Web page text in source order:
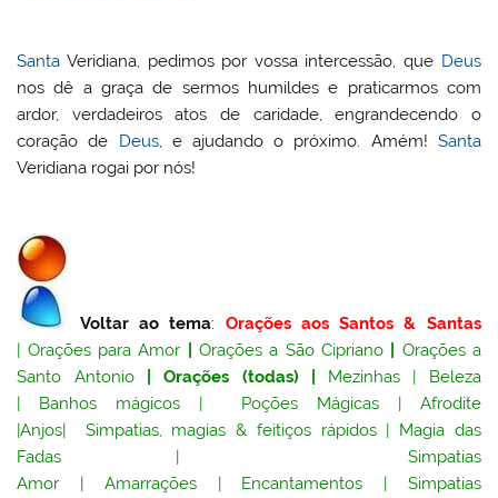
Santa Veridiana, pedimos por vossa intercessão, que Deus
nos dê a graça de sermos humildes e praticarmos com
ardor, verdadeiros atos de caridade, engrandecendo o
coração de Deus, e ajudando o próximo. Amém! Santa
Veridiana rogai por nós!
Voltar ao tema: Orações aos Santos & Santas
| Orações para Amor Orações a São Cipriano| Orações a
Santo Antonio
|Orações (todas) Mezinhas | Beleza
| Banhos mágicos | Poções Mágicas| Afrodite
|Anjos| Simpatias, magias & feitiços rápidos| Magia das
Fadas | Simpatias
Amor | Amarrações| Encantamentos | Simpatias